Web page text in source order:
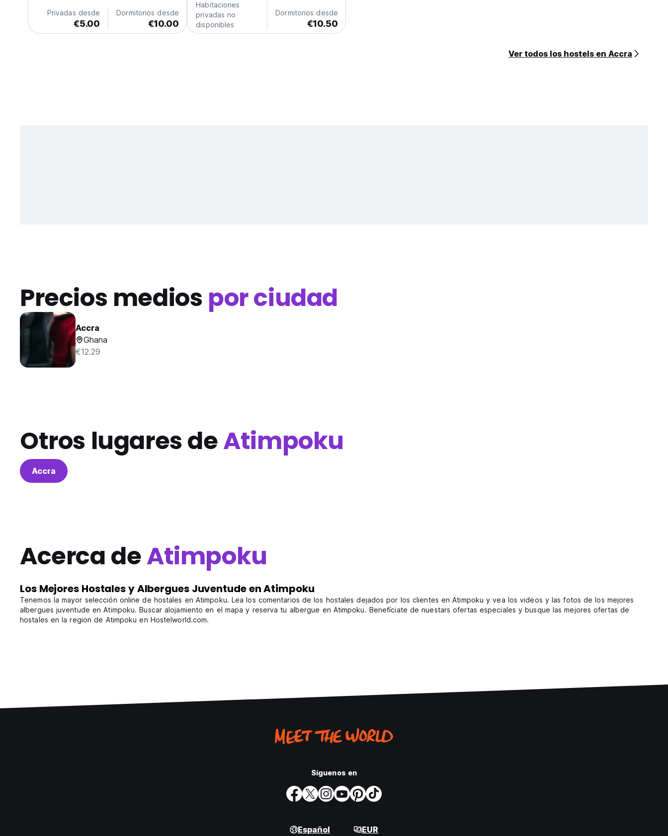
Privadas desde
€5.00
Dormitorios desde
€10.00
Habitaciones
privadas no
disponibles
Dormitorios desde
€10.50
Ver todos los hostels en Accra
Precios medios por ciudad
Accra
Ghana
€12.29
Otros lugares deAtimpoku
Accra
Acerca deAtimpoku
Los Mejores Hostales y Albergues Juventude en Atimpoku
Tenemos la mayor selección online de hostales en Atimpoku. Lea los comentarios de los hostales dejados por los clientes en Atimpoku y vea los videos y las fotos de los mejores
albergues juventude en Atimpoku. Buscar alojamiento en el mapa y reserva tu albergue en Atimpoku. Benefíciate de nuestars ofertas especiales y busque las mejores ofertas de
hostales en la region de Atimpoku en Hostelworld.com.
Síguenos en
Español EUR